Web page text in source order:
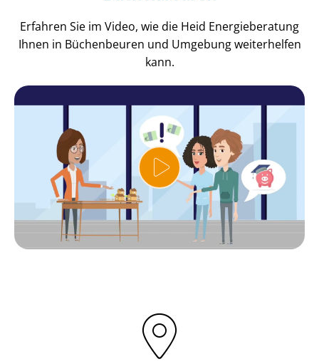
Erfahren Sie im Video, wie die Heid Energieberatung
Ihnen in Büchenbeuren und Umgebung weiterhelfen
kann.